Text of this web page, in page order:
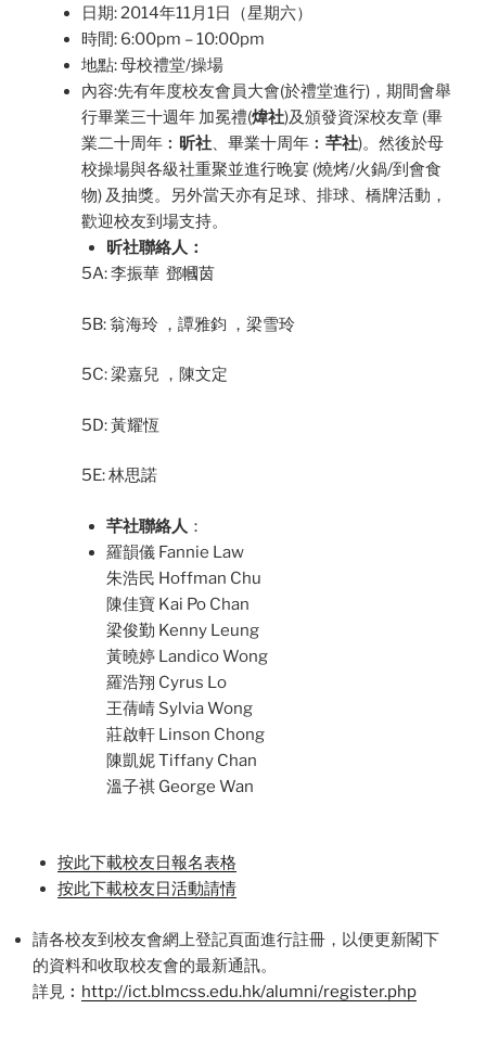
日期: 2014年11月1日（星期六）
時間: 6:00pm – 10:00pm
地點: 母校禮堂/操場
內容:先有年度校友會員大會(於禮堂進行)，期間會舉
行畢業三十週年 加冕禮(煒社)及頒發資深校友章 (畢
業二十周年︰ 昕社、畢業十周年︰ 芊社)。然後於母
校操場與各級社重聚並進行晚宴 (燒烤/火鍋/到會食
物) 及抽獎。另外當天亦有足球、排球、橋牌活動，
歡迎校友到場支持。
昕社聯絡人：
5A: 李振華 鄧幗茵
5B: 翁海玲 ，譚雅鈞 ，梁雪玲
5C: 梁嘉兒 ，陳文定
5D: 黃耀恆
5E: 林思諾
芊社聯絡人 ：
羅韻儀 Fannie Law
朱浩民 Hoffman Chu
陳佳寶 Kai Po Chan
梁俊勤 Kenny Leung
黃曉婷 Landico Wong
羅浩翔 Cyrus Lo
王蒨崝 Sylvia Wong
莊啟軒 Linson Chong
陳凱妮 Tiffany Chan
溫子祺 George Wan
按此下載校友日報名表格
按此下載校友日活動請情
請各校友到校友會網上登記頁面進行註冊， 以便更新閣下
的資料和收取校友會的最新通訊。
詳見︰ http://ict.blmcss.edu.hk/alumni/register.php